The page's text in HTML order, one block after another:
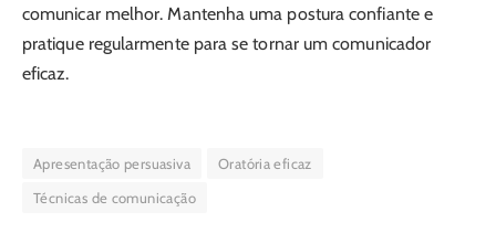
comunicar melhor. Mantenha uma postura confiante e
pratique regularmente para se tornar um comunicador
eficaz.
Apresentação persuasiva
Oratória eficaz
Técnicas de comunicação